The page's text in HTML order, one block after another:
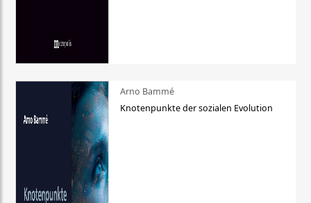
Arno Bammé
Knotenpunkte der sozialen Evolution